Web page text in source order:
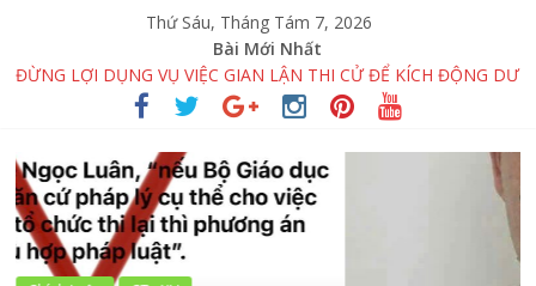
Thứ Sáu, Tháng Tám 7, 2026
Bài Mới Nhất
ĐỪNG LỢI DỤNG VỤ VIỆC GIAN LẬN THI CỬ ĐỂ KÍCH ĐỘNG DƯ
ĐỪNG BIẾN NHỮNG CÂU HỎI DẪN DẮT THÀNH “KẾT LUẬN
PHÁP LÝ”
ĐỪNG ĐÁNH ĐỔI TƯƠNG LAI BẰNG “HÀO QUANG ẢO” TRÊN
MẠNG XÃ HỘI
PHẢN BÁC HÀNH VI PHÁ HOẠI CỦA ĐẶNG HỮU NAM VÀ
NHỮNG KẺ CHỐNG ĐỐI